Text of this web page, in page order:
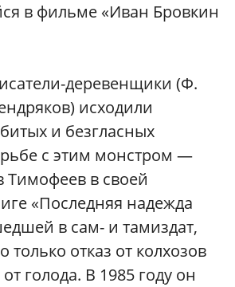
в фильме «Иван Бровкин
деревенщики (Ф.
исходили
и безгласных
с этим монстром —
Тимофеев в своей
«Последняя надежда
в сам- и тамиздат,
только отказ от колхозов
голода. В 1985 году он